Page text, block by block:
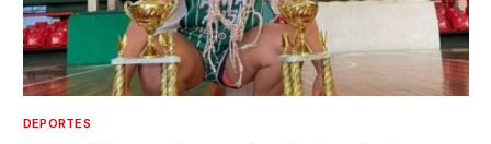
DEPORTES